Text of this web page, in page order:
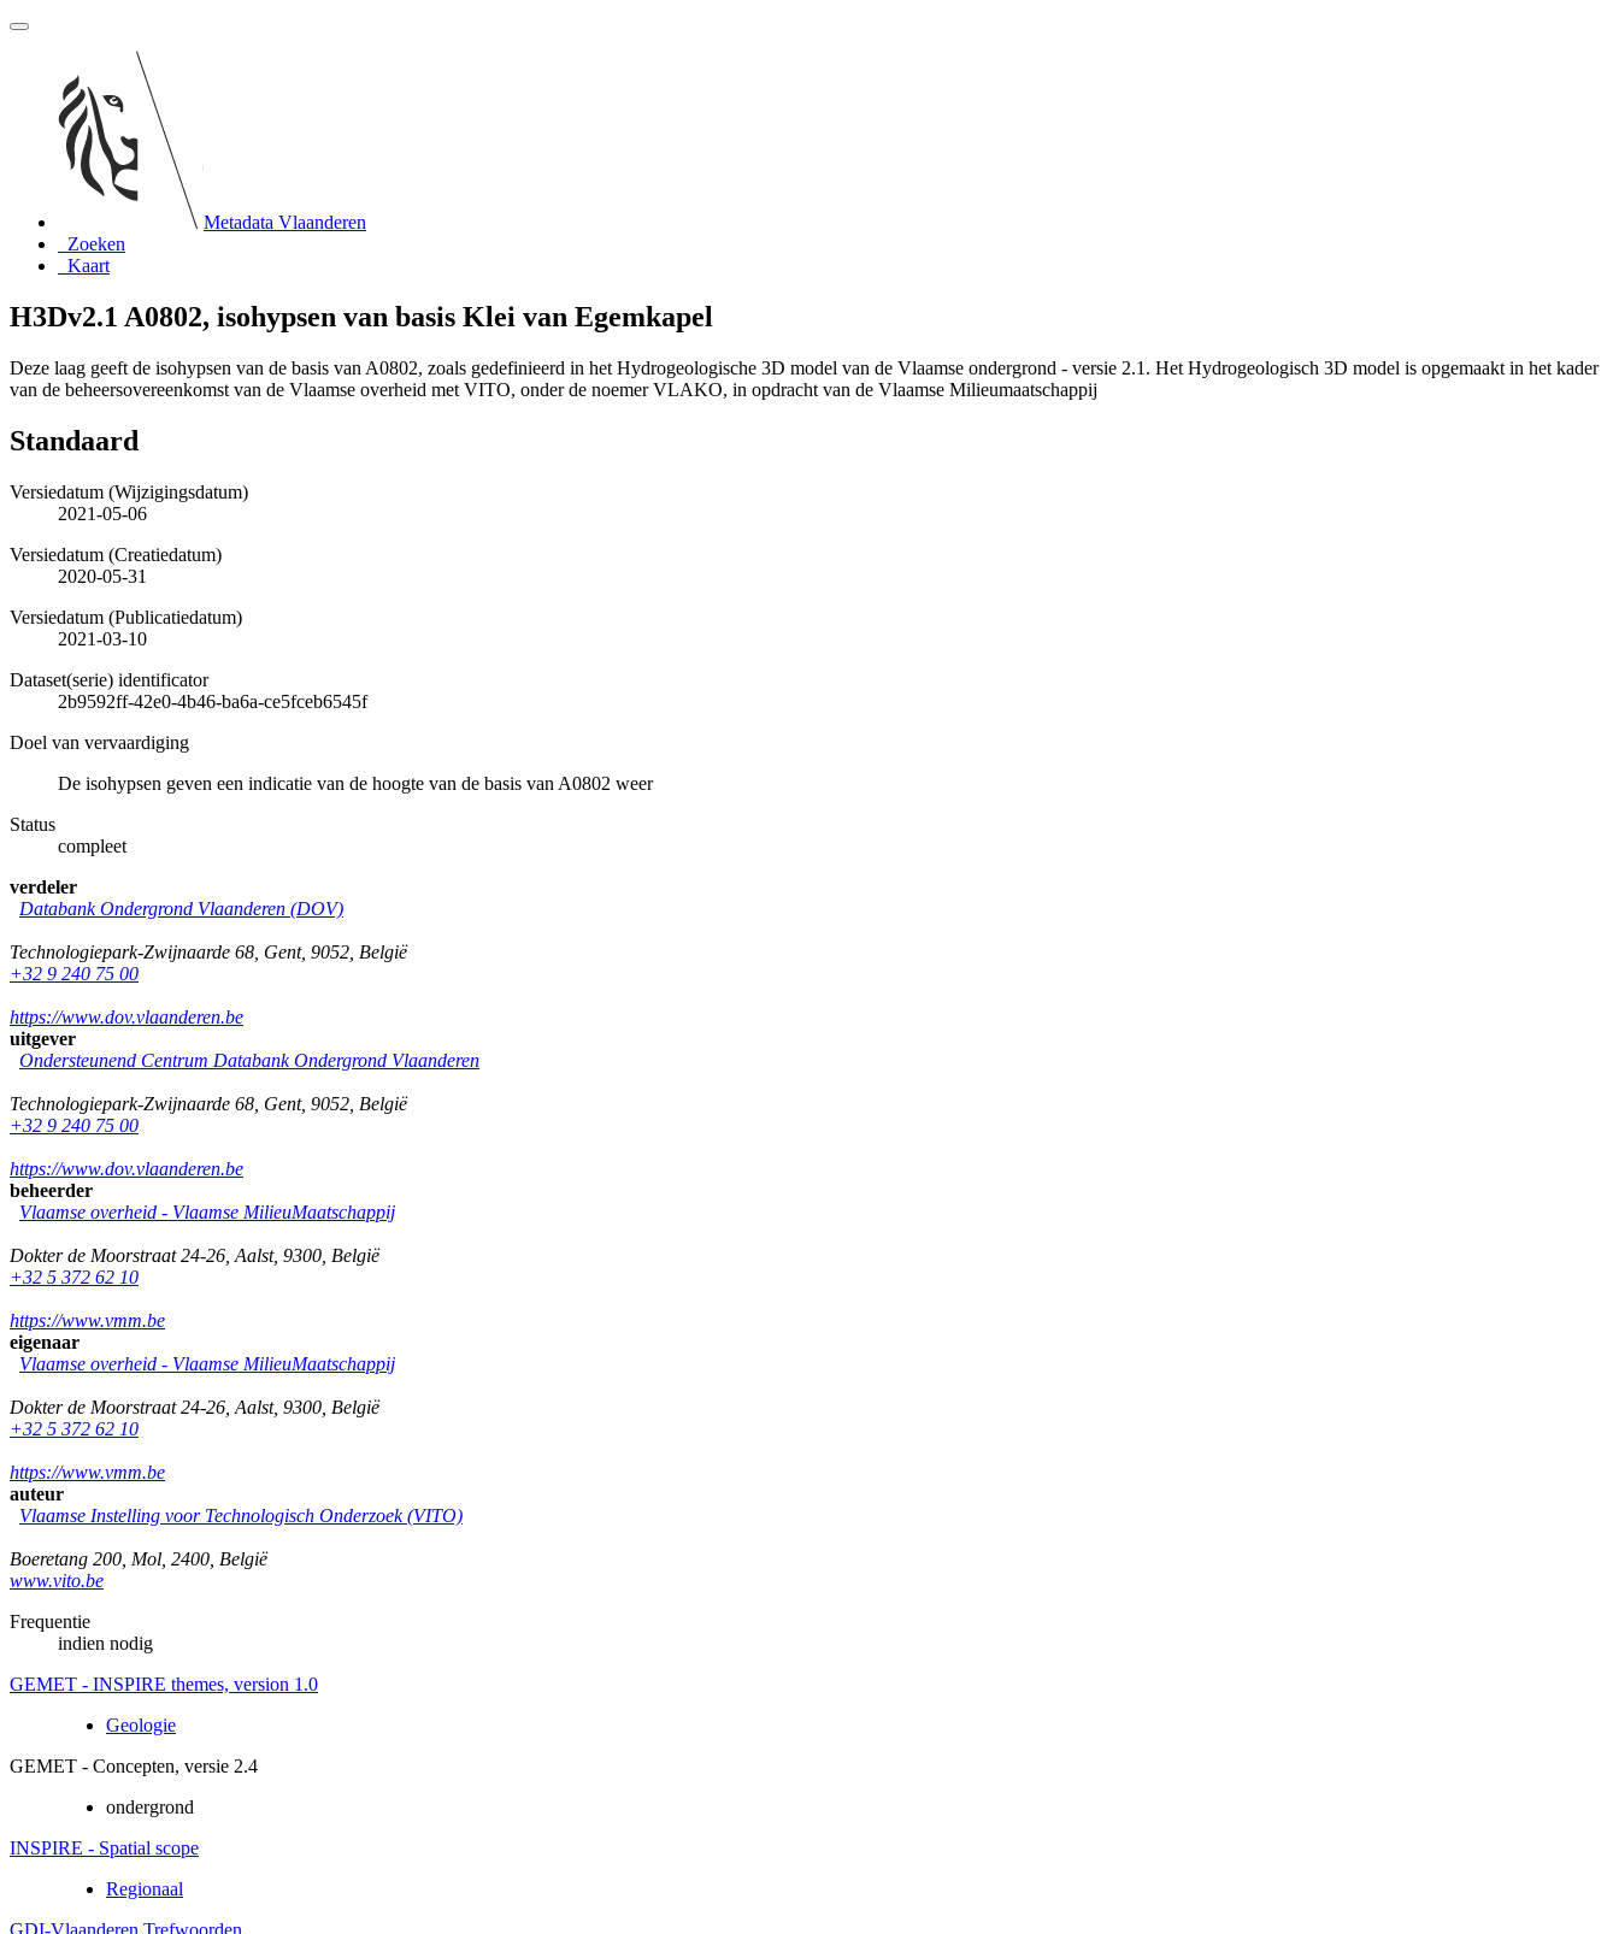
Metadata Vlaanderen
Zoeken
Kaart
H3Dv2.1 A0802, isohypsen van basis Klei van Egemkapel
Deze laag geeft de isohypsen van de basis van A0802, zoals gedefinieerd in het Hydrogeologische 3D model van de Vlaamse ondergrond - versie 2.1. Het Hydrogeologisch 3D model is opgemaakt in het kader
van de beheersovereenkomst van de Vlaamse overheid met VITO, onder de noemer VLAKO, in opdracht van de Vlaamse Milieumaatschappij
Standaard
Versiedatum (Wijzigingsdatum)
2021-05-06
Versiedatum (Creatiedatum)
2020-05-31
Versiedatum (Publicatiedatum)
2021-03-10
Dataset(serie) identificator
2b9592ff-42e0-4b46-ba6a-ce5fceb6545f
Doel van vervaardiging
De isohypsen geven een indicatie van de hoogte van de basis van A0802 weer
Status
compleet
verdeler
Databank Ondergrond Vlaanderen (DOV)
Technologiepark-Zwijnaarde 68 Gent, 9052 België
+32 9 240 75 00
https://www.dov.vlaanderen.be
uitgever
Ondersteunend Centrum Databank Ondergrond Vlaanderen
Technologiepark-Zwijnaarde 68 Gent, 9052 België
+32 9 240 75 00
https://www.dov.vlaanderen.be
beheerder
Vlaamse overheid - Vlaamse MilieuMaatschappij
Dokter de Moorstraat 24-26 Aalst, 9300 België
+32 5 372 62 10
https://www.vmm.be
eigenaar
Vlaamse overheid - Vlaamse MilieuMaatschappij
Dokter de Moorstraat 24-26 Aalst, 9300 België
+32 5 372 62 10
https://www.vmm.be
auteur
Vlaamse Instelling voor Technologisch Onderzoek (VITO)
Boeretang 200 Mol 2400 België
www.vito.be
Frequentie
indien nodig
GEMET - INSPIRE themes, version 1.0
Geologie
GEMET - Concepten, versie 2.4
ondergrond
INSPIRE - Spatial scope
Regionaal
GDI-Vlaanderen Trefwoorden